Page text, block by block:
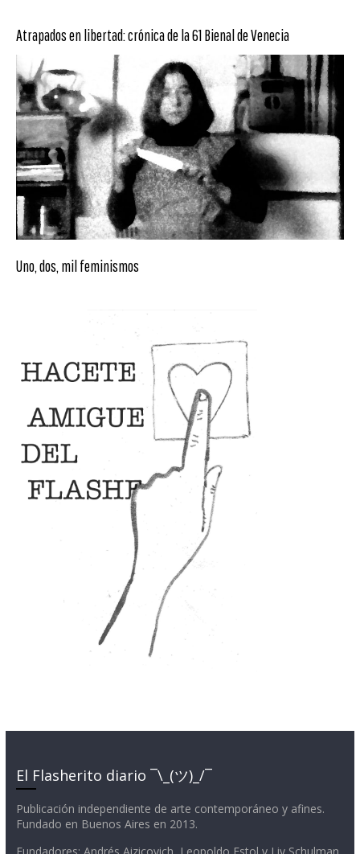
Atrapados en libertad: crónica de la 61 Bienal de Venecia
Uno, dos, mil feminismos
El Flasherito diario ¯\_(ツ)_/¯
Publicación independiente de arte contemporáneo y afines.
Fundado en Buenos Aires en 2013.
Fundadores: Andrés Aizicovich, Leopoldo Estol y Liv Schulman